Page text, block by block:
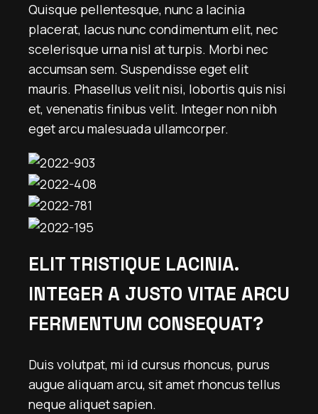
Quisque pellentesque, nunc a lacinia
placerat, lacus nunc condimentum elit, nec
scelerisque urna nisl at turpis. Morbi nec
accumsan sem. Suspendisse eget elit
mauris. Phasellus velit nisi, lobortis quis nisi
et, venenatis finibus velit. Integer non nibh
eget arcu malesuada ullamcorper.
ELIT TRISTIQUE LACINIA.
INTEGER A JUSTO VITAE ARCU
FERMENTUM CONSEQUAT?
Duis volutpat, mi id cursus rhoncus, purus
augue aliquam arcu, sit amet rhoncus tellus
neque aliquet sapien.